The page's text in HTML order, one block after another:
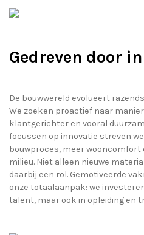
Gedreven door
De bouwwereld evolueert
We zoeken proactief naar
klantgerichter en vooral
focussen op innovatie streven
bouwproces, meer
milieu. Niet alleen nieuwe
daarbij een rol. Gemotiveerde
onze totaalaanpak: we
talent, maar ook in opleiding en